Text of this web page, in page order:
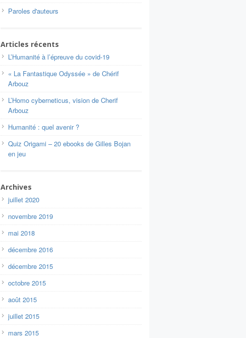
Paroles d'auteurs
Articles récents
L’Humanité à l’épreuve du covid-19
« La Fantastique Odyssée » de Chérif
Arbouz
L’Homo cyberneticus, vision de Cherif
Arbouz
Humanité : quel avenir ?
Quiz Origami – 20 ebooks de Gilles Bojan
en jeu
Archives
juillet 2020
novembre 2019
mai 2018
décembre 2016
décembre 2015
octobre 2015
août 2015
juillet 2015
mars 2015